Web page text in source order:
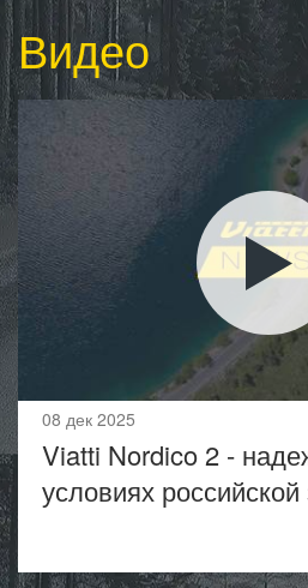
Видео
08 дек 2025
Viatti Nordico 2 -
условиях